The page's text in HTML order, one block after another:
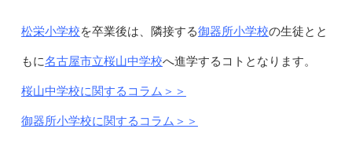
松栄小学校を卒業後は、隣接する御器所小学校の生徒とと
もに名古屋市立桜山中学校へ進学するコトとなります。
桜山中学校に関するコラム＞＞
御器所小学校に関するコラム＞＞